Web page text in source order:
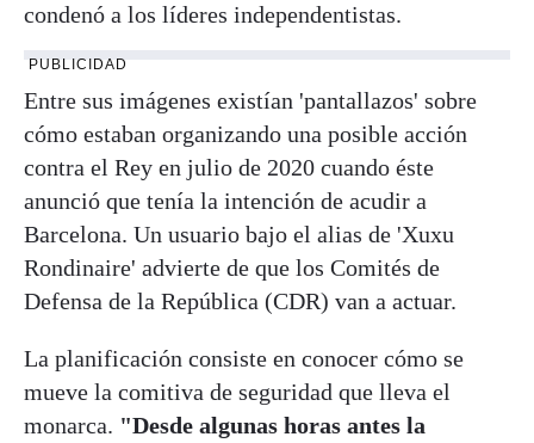
condenó a los líderes independentistas.
PUBLICIDAD
Entre sus imágenes existían 'pantallazos' sobre
cómo estaban organizando una posible acción
contra el Rey en julio de 2020 cuando éste
anunció que tenía la intención de acudir a
Barcelona. Un usuario bajo el alias de 'Xuxu
Rondinaire' advierte de que los Comités de
Defensa de la República (CDR) van a actuar.
La planificación consiste en conocer cómo se
mueve la comitiva de seguridad que lleva el
monarca. "Desde algunas horas antes la